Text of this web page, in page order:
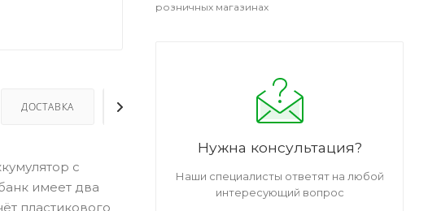
ДОСТАВКА ДОПОЛНИТЕЛЬНО
с
имеет два
пластикового
розничных магазинах
Нужна консультация?
Наши специалисты ответят на любой
интересующий вопрос